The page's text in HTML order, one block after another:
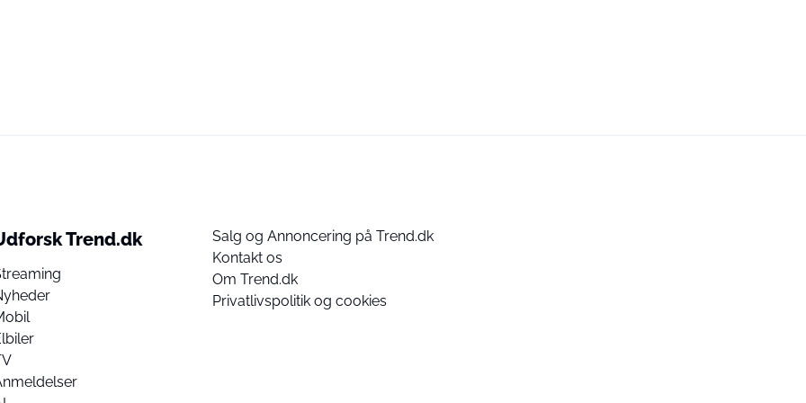
Trend.dk
Salg og Annoncering på Trend.dk
Kontakt os
Om Trend.dk
Privatlivspolitik og cookies